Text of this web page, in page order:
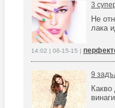
3
Не
лака
14:02 | 06-15-15 |
9